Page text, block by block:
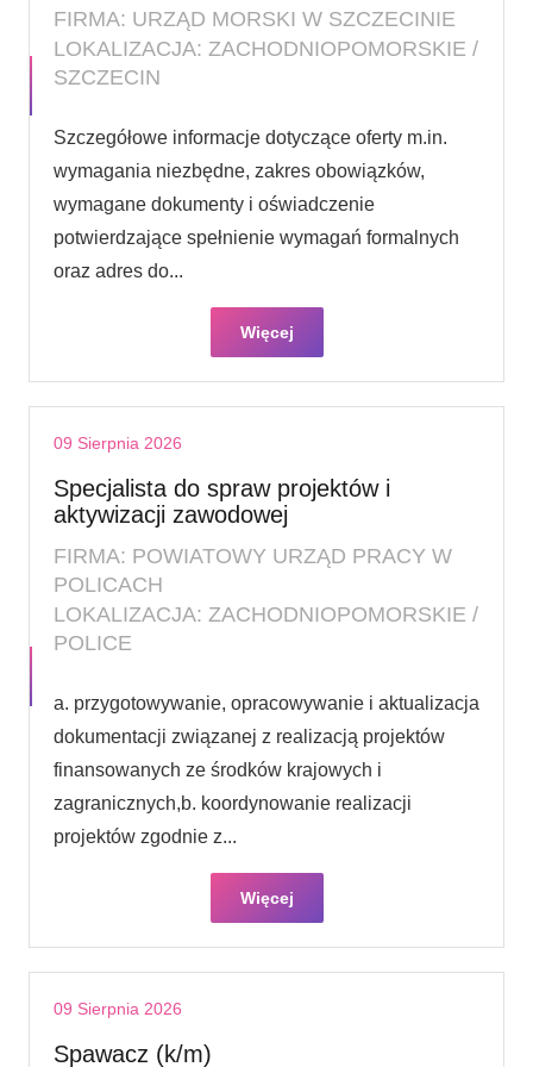
FIRMA: URZĄD MORSKI W SZCZECINIE
LOKALIZACJA: ZACHODNIOPOMORSKIE /
SZCZECIN
Szczegółowe informacje dotyczące oferty m.in.
wymagania niezbędne, zakres obowiązków,
wymagane dokumenty i oświadczenie
potwierdzające spełnienie wymagań formalnych
oraz adres do...
Więcej
09 Sierpnia 2026
Specjalista do spraw projektów i
aktywizacji zawodowej
FIRMA: POWIATOWY URZĄD PRACY W
POLICACH
LOKALIZACJA: ZACHODNIOPOMORSKIE /
POLICE
a. przygotowywanie, opracowywanie i aktualizacja
dokumentacji związanej z realizacją projektów
finansowanych ze środków krajowych i
zagranicznych,b. koordynowanie realizacji
projektów zgodnie z...
Więcej
09 Sierpnia 2026
Spawacz (k/m)